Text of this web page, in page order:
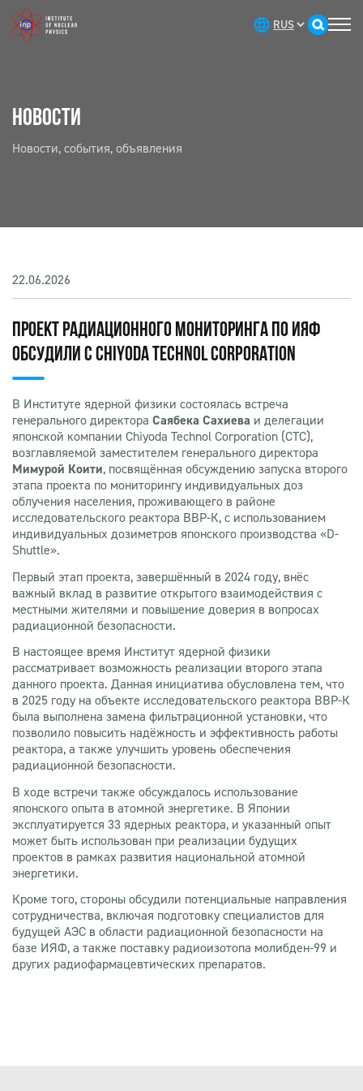
НОВОСТИ
Новости, события, объявления
22.06.2026
ПРОЕКТ РАДИАЦИОННОГО МОНИТОРИНГА ПО ИЯФ
ОБСУДИЛИ С CHIYODA TECHNOL CORPORATION
В Институте ядерной физики состоялась встреча
генерального директора Саябека Сахиева и делегации
японской компании Chiyoda Technol Corporation (CTC),
возглавляемой заместителем генерального директора
Мимурой Коити, посвящённая обсуждению запуска второго
этапа проекта по мониторингу индивидуальных доз
облучения населения, проживающего в районе
исследовательского реактора ВВР-К, с использованием
индивидуальных дозиметров японского производства «D-
Shuttle».
Первый этап проекта, завершённый в 2024 году, внёс
важный вклад в развитие открытого взаимодействия с
местными жителями и повышение доверия в вопросах
радиационной безопасности.
В настоящее время Институт ядерной физики
рассматривает возможность реализации второго этапа
данного проекта. Данная инициатива обусловлена тем, что
в 2025 году на объекте исследовательского реактора ВВР-К
была выполнена замена фильтрационной установки, что
позволило повысить надёжность и эффективность работы
реактора, а также улучшить уровень обеспечения
радиационной безопасности.
В ходе встречи также обсуждалось использование
японского опыта в атомной энергетике. В Японии
эксплуатируется 33 ядерных реактора, и указанный опыт
может быть использован при реализации будущих
проектов в рамках развития национальной атомной
энергетики.
Кроме того, стороны обсудили потенциальные направления
сотрудничества, включая подготовку специалистов для
будущей АЭС в области радиационной безопасности на
базе ИЯФ, а также поставку радиоизотопа молибден-99 и
других радиофармацевтических препаратов.